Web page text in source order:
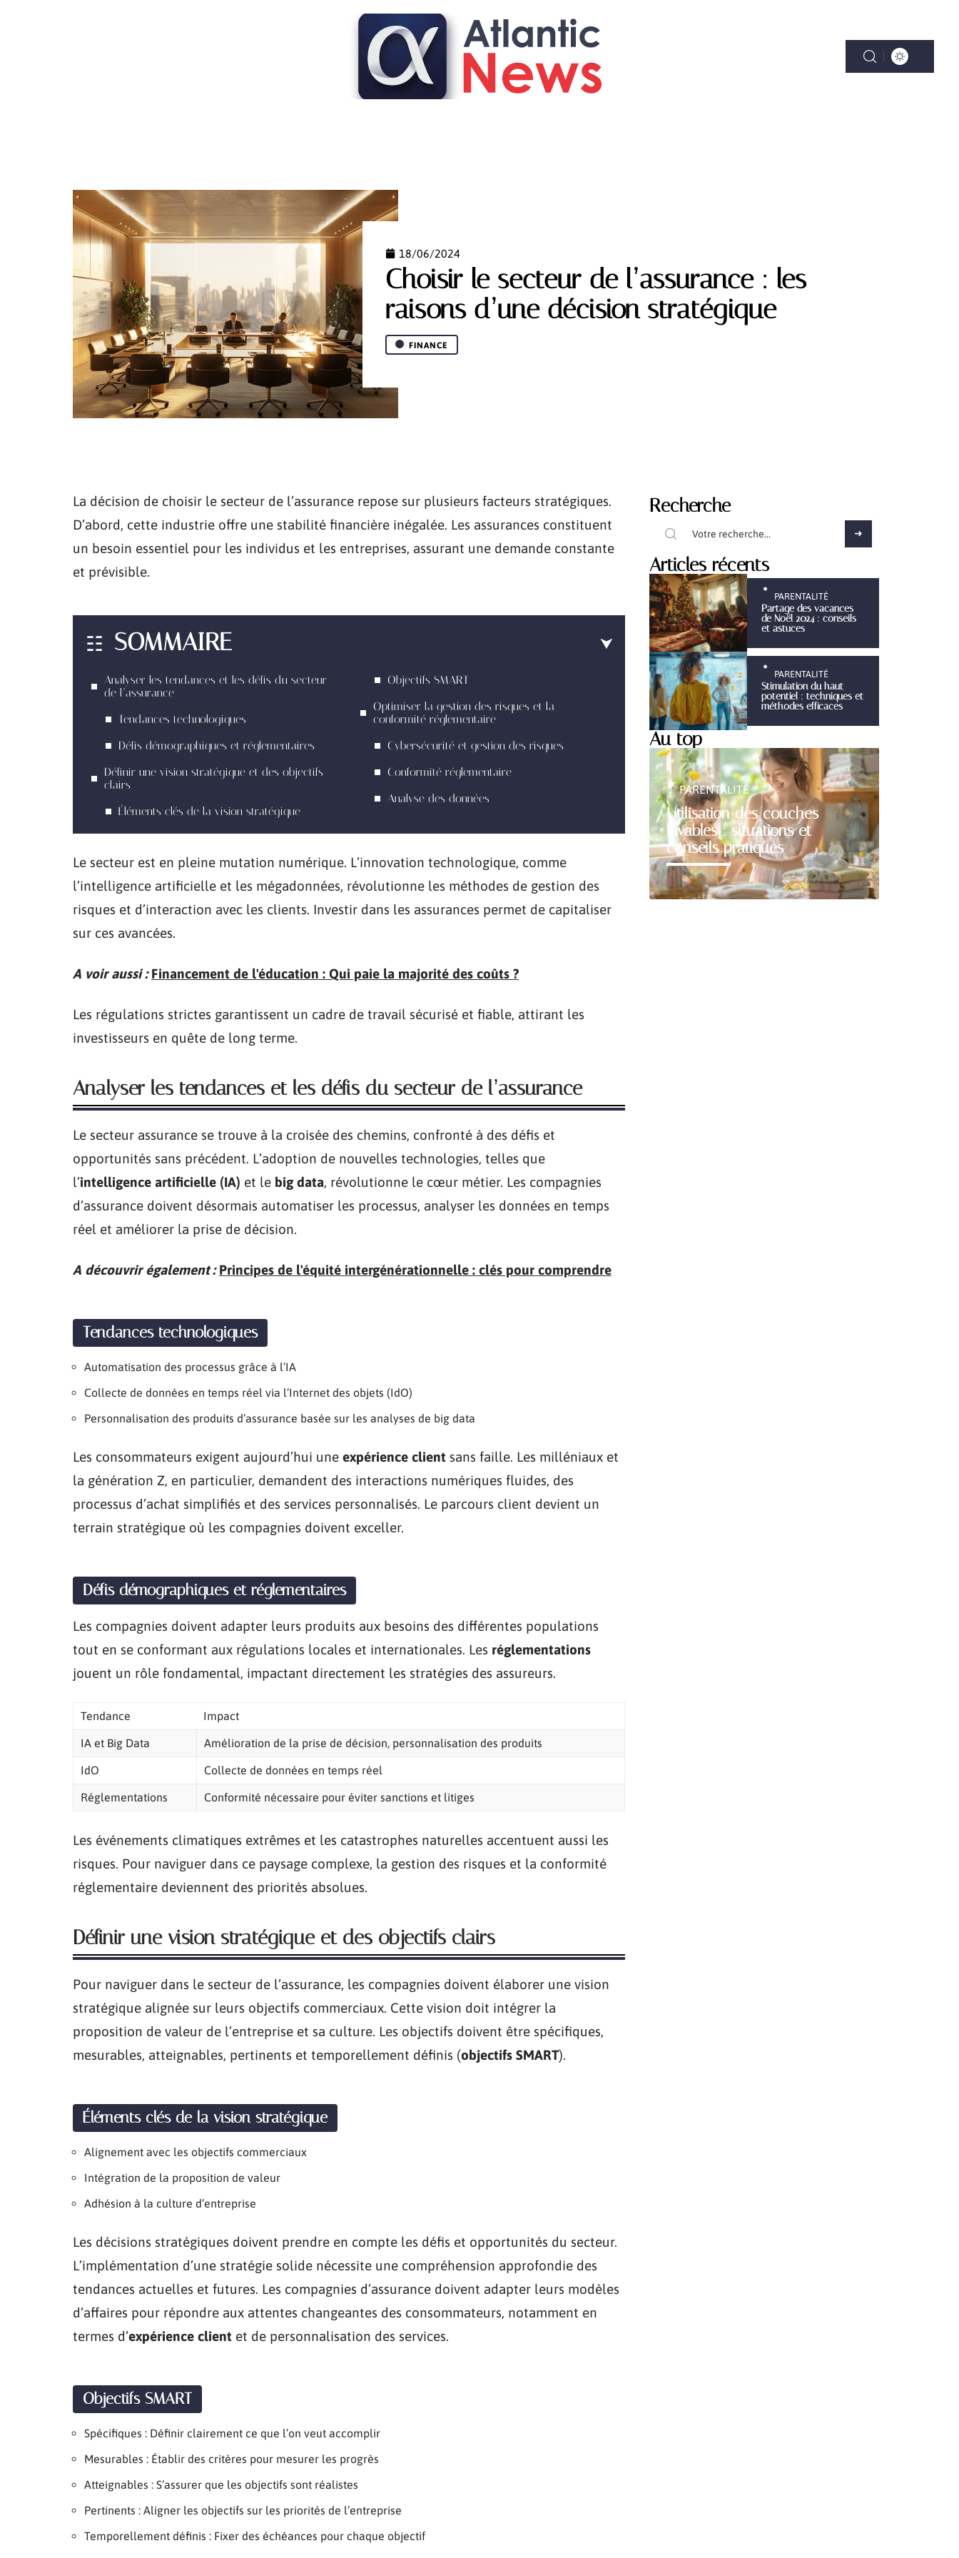
18/06/2024
Choisir le secteur de l’assurance : les
raisons d’une décision stratégique
FINANCE
La décision de choisir le secteur de l’assurance repose sur plusieurs facteurs stratégiques.
D’abord, cette industrie offre une stabilité financière inégalée. Les assurances constituent
un besoin essentiel pour les individus et les entreprises, assurant une demande constante
et prévisible.
SOMMAIRE
Analyser les tendances et les défis du secteur
de l’assurance
Tendances technologiques
Défis démographiques et réglementaires
Définir une vision stratégique et des objectifs
clairs
Éléments clés de la vision stratégique
Objectifs SMART
Optimiser la gestion des risques et la
conformité réglementaire
Cybersécurité et gestion des risques
Conformité réglementaire
Analyse des données
Le secteur est en pleine mutation numérique. L’innovation technologique, comme
l’intelligence artificielle et les mégadonnées, révolutionne les méthodes de gestion des
risques et d’interaction avec les clients. Investir dans les assurances permet de capitaliser
sur ces avancées.
A voir aussi : Financement de l'éducation : Qui paie la majorité des coûts ?
Les régulations strictes garantissent un cadre de travail sécurisé et fiable, attirant les
investisseurs en quête de long terme.
Analyser les tendances et les défis du secteur de l’assurance
Le secteur assurance se trouve à la croisée des chemins, confronté à des défis et
opportunités sans précédent. L’adoption de nouvelles technologies, telles que
l’intelligence artificielle (IA) et le big data, révolutionne le cœur métier. Les compagnies
d’assurance doivent désormais automatiser les processus, analyser les données en temps
réel et améliorer la prise de décision.
A découvrir également : Principes de l'équité intergénérationnelle : clés pour comprendre
Tendances technologiques
Automatisation des processus grâce à l’IA
Collecte de données en temps réel via l’Internet des objets (IdO)
Personnalisation des produits d’assurance basée sur les analyses de big data
Les consommateurs exigent aujourd’hui une expérience client sans faille. Les milléniaux et
la génération Z, en particulier, demandent des interactions numériques fluides, des
processus d’achat simplifiés et des services personnalisés. Le parcours client devient un
terrain stratégique où les compagnies doivent exceller.
Défis démographiques et réglementaires
Les compagnies doivent adapter leurs produits aux besoins des différentes populations
tout en se conformant aux régulations locales et internationales. Les réglementations
jouent un rôle fondamental, impactant directement les stratégies des assureurs.
Tendance Impact
IA et Big Data Amélioration de la prise de décision, personnalisation des produits
IdO Collecte de données en temps réel
Réglementations Conformité nécessaire pour éviter sanctions et litiges
Les événements climatiques extrêmes et les catastrophes naturelles accentuent aussi les
risques. Pour naviguer dans ce paysage complexe, la gestion des risques et la conformité
réglementaire deviennent des priorités absolues.
Définir une vision stratégique et des objectifs clairs
Pour naviguer dans le secteur de l’assurance, les compagnies doivent élaborer une vision
stratégique alignée sur leurs objectifs commerciaux. Cette vision doit intégrer la
proposition de valeur de l’entreprise et sa culture. Les objectifs doivent être spécifiques,
mesurables, atteignables, pertinents et temporellement définis (objectifs SMART).
Éléments clés de la vision stratégique
Alignement avec les objectifs commerciaux
Intégration de la proposition de valeur
Adhésion à la culture d’entreprise
Les décisions stratégiques doivent prendre en compte les défis et opportunités du secteur.
L’implémentation d’une stratégie solide nécessite une compréhension approfondie des
tendances actuelles et futures. Les compagnies d’assurance doivent adapter leurs modèles
d’affaires pour répondre aux attentes changeantes des consommateurs, notamment en
termes d’expérience client et de personnalisation des services.
Objectifs SMART
Spécifiques : Définir clairement ce que l’on veut accomplir
Mesurables : Établir des critères pour mesurer les progrès
Atteignables : S’assurer que les objectifs sont réalistes
Pertinents : Aligner les objectifs sur les priorités de l’entreprise
Temporellement définis : Fixer des échéances pour chaque objectif
Recherche
Articles récents
PARENTALITÉ
Partage des vacances
de Noël 2024 : conseils
et astuces
PARENTALITÉ
Stimulation du haut
potentiel : techniques et
méthodes efficaces
Au top
Utilisation des couches
lavables : situations et
conseils pratiques
PARENTALITÉ